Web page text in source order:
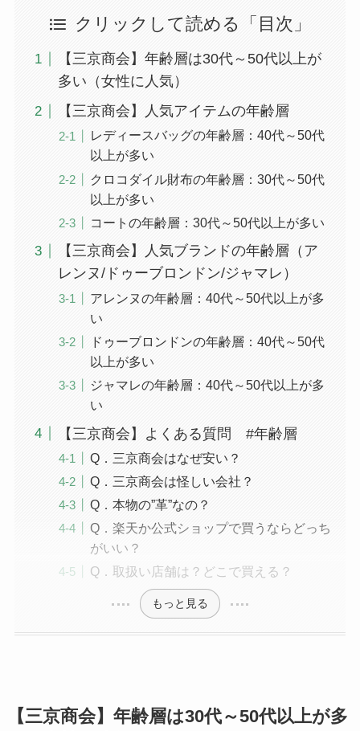
クリックして読める「目次」
【三京商会】年齢層は30代～50代以上が
多い（女性に人気）
【三京商会】人気アイテムの年齢層
レディースバッグの年齢層：40代～50代
以上が多い
クロコダイル財布の年齢層：30代～50代
以上が多い
コートの年齢層：30代～50代以上が多い
【三京商会】人気ブランドの年齢層（ア
レンヌ/ドゥーブロンドン/ジャマレ）
アレンヌの年齢層：40代～50代以上が多
い
ドゥーブロンドンの年齢層：40代～50代
以上が多い
ジャマレの年齢層：40代～50代以上が多
い
【三京商会】よくある質問 #年齢層
Q．三京商会はなぜ安い？
Q．三京商会は怪しい会社？
Q．本物の”革”なの？
Q．楽天か公式ショップで買うならどっち
がいい？
Q．取扱い店舗は？どこで買える？
もっと見る
【三京商会】年齢層は30代～50代以上が多